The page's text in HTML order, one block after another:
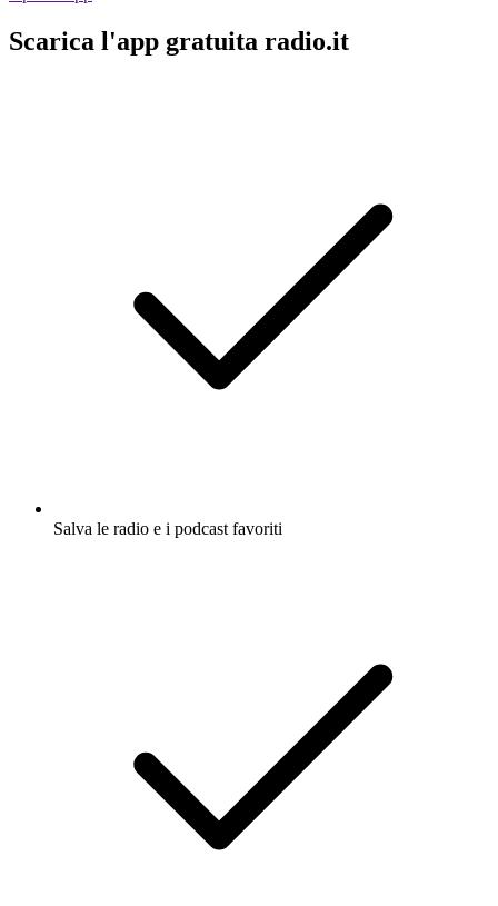
Scarica l'app gratuita radio.it
Salva le radio e i podcast favoriti